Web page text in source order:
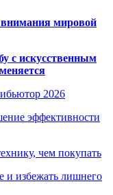
внимания мировой
с искусственным
2026
эффективности
чем покупать
и избежать лишнего